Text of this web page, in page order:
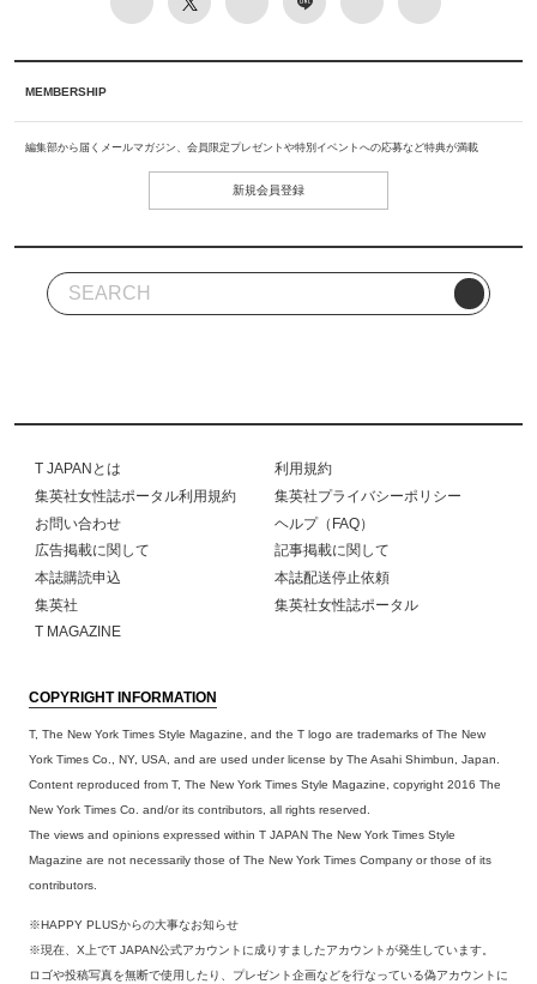
MEMBERSHIP
編集部から届くメールマガジン、会員限定プレゼントや特別イベントへの応募など特典が満載
新規会員登録
T JAPANとは
利用規約
集英社女性誌ポータル利用規約
集英社プライバシーポリシー
お問い合わせ
ヘルプ（FAQ）
広告掲載に関して
記事掲載に関して
本誌購読申込
本誌配送停止依頼
集英社
集英社女性誌ポータル
T MAGAZINE
COPYRIGHT INFORMATION
T, The New York Times Style Magazine, and the T logo are trademarks of The New
York Times Co., NY, USA, and are used under license by The Asahi Shimbun, Japan.
Content reproduced from T, The New York Times Style Magazine, copyright 2016 The
New York Times Co. and/or its contributors, all rights reserved.
The views and opinions expressed within T JAPAN The New York Times Style
Magazine are not necessarily those of The New York Times Company or those of its
contributors.
※HAPPY PLUSからの大事なお知らせ
※現在、X上でT JAPAN公式アカウントに成りすましたアカウントが発生しています。
ロゴや投稿写真を無断で使用したり、プレゼント企画などを行なっている偽アカウントに